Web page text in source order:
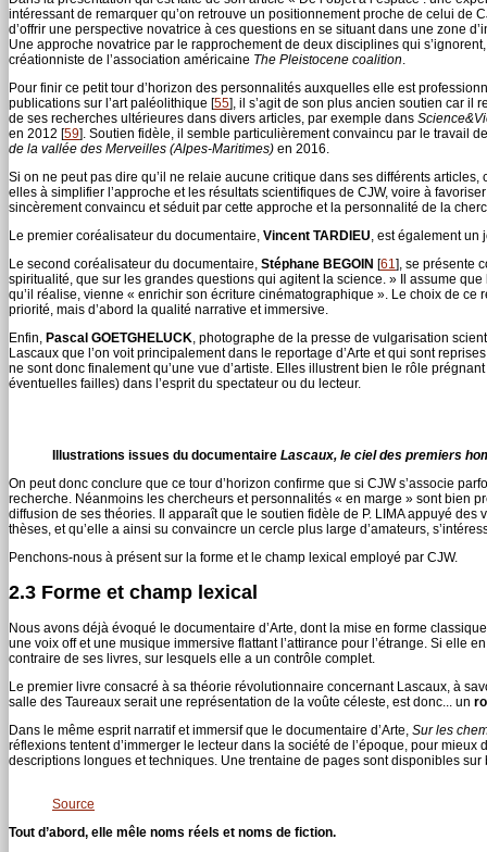
intéressant de remarquer qu’on retrouve un positionnement proche de celui de
d’offrir une perspective novatrice à ces questions en se situant dans une zone
Une approche novatrice par le rapprochement de deux disciplines qui
créationniste de l’association américaine The Pleistocene coalition.
Pour finir ce petit tour d’horizon des personnalités auxquelles elle est
publications sur l’art paléolithique [55], il s’agit de son plus ancien soutien car il
de ses recherches ultérieures dans divers articles, par exemple dans
en 2012 [59]. Soutien fidèle, il semble particulièrement convaincu par le travail
de la vallée des Merveilles (Alpes-Maritimes) en 2016.
Si on ne peut pas dire qu’il ne relaie aucune critique dans ses différents
elles à simplifier l’approche et les résultats scientifiques de CJW, voire à
sincèrement convaincu et séduit par cette approche et la personnalité de la
Le premier coréalisateur du documentaire, Vincent TARDIEU, est également un
Le second coréalisateur du documentaire, Stéphane BEGOIN [61], se présente
spiritualité, que sur les grandes questions qui agitent la science. » Il assume
qu’il réalise, vienne « enrichir son écriture cinématographique ». Le choix de
priorité, mais d’abord la qualité narrative et immersive.
Enfin, Pascal GOETGHELUCK, photographe de la presse de vulgarisation
Lascaux que l’on voit principalement dans le reportage d’Arte et qui sont
ne sont donc finalement qu’une vue d’artiste. Elles illustrent bien le rôle
éventuelles failles) dans l’esprit du spectateur ou du lecteur.
Illustrations issues du documentaire Lascaux, le ciel des premiers
On peut donc conclure que ce tour d’horizon confirme que si CJW s’associe
recherche. Néanmoins les chercheurs et personnalités « en marge » sont bien
diffusion de ses théories. Il apparaît que le soutien fidèle de P. LIMA appuyé
thèses, et qu’elle a ainsi su convaincre un cercle plus large d’amateurs,
Penchons-nous à présent sur la forme et le champ lexical employé par CJW.
2.3 Forme et champ lexical
Nous avons déjà évoqué le documentaire d’Arte, dont la mise en forme
une voix off et une musique immersive flattant l’attirance pour l’étrange. Si elle
contraire de ses livres, sur lesquels elle a un contrôle complet.
Le premier livre consacré à sa théorie révolutionnaire concernant Lascaux, à
salle des Taureaux serait une représentation de la voûte céleste, est donc... un
Dans le même esprit narratif et immersif que le documentaire d’Arte, Sur les
réflexions tentent d’immerger le lecteur dans la société de l’époque, pour
descriptions longues et techniques. Une trentaine de pages sont disponibles sur
Source
Tout d’abord, elle mêle noms réels et noms de fiction.